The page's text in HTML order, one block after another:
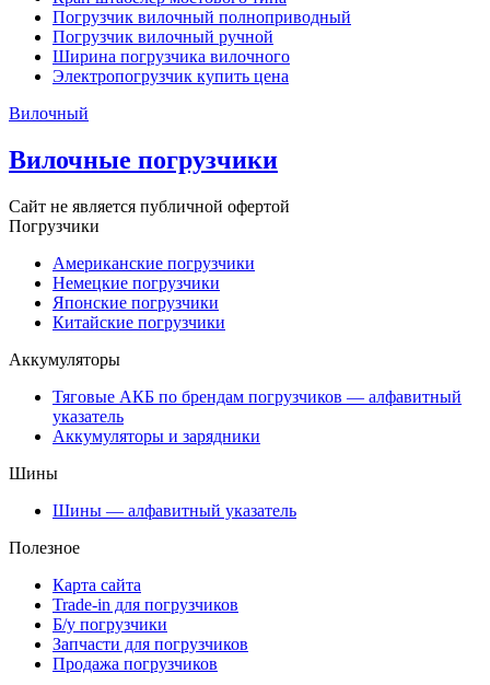
Погрузчик вилочный полноприводный
Погрузчик вилочный ручной
Ширина погрузчика вилочного
Электропогрузчик купить цена
Вилочный
Вилочные погрузчики
Сайт не является публичной офертой
Погрузчики
Американские погрузчики
Немецкие погрузчики
Японские погрузчики
Китайские погрузчики
Аккумуляторы
Тяговые АКБ по брендам погрузчиков — алфавитный
указатель
Аккумуляторы и зарядники
Шины
Шины — алфавитный указатель
Полезное
Карта сайта
Trade-in для погрузчиков
Б/у погрузчики
Запчасти для погрузчиков
Продажа погрузчиков